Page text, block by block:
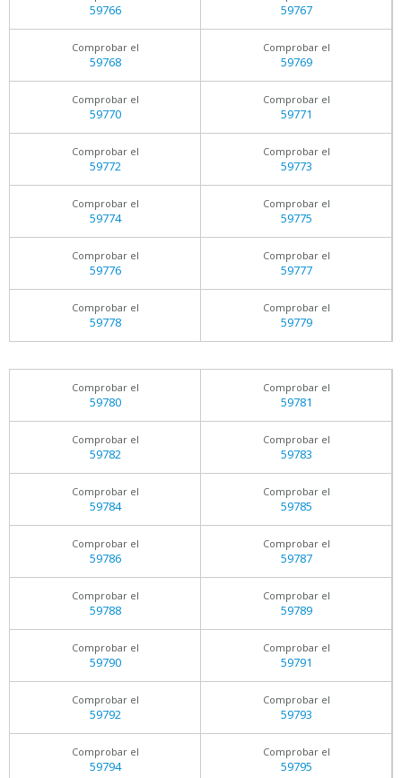
59766 59767
Comprobar el
59768
Comprobar el
59769
Comprobar el
59770
Comprobar el
59771
Comprobar el
59772
Comprobar el
59773
Comprobar el
59774
Comprobar el
59775
Comprobar el
59776
Comprobar el
59777
Comprobar el
59778
Comprobar el
59779
Comprobar el
59780
Comprobar el
59781
Comprobar el
59782
Comprobar el
59783
Comprobar el
59784
Comprobar el
59785
Comprobar el
59786
Comprobar el
59787
Comprobar el
59788
Comprobar el
59789
Comprobar el
59790
Comprobar el
59791
Comprobar el
59792
Comprobar el
59793
Comprobar el
59794
Comprobar el
59795